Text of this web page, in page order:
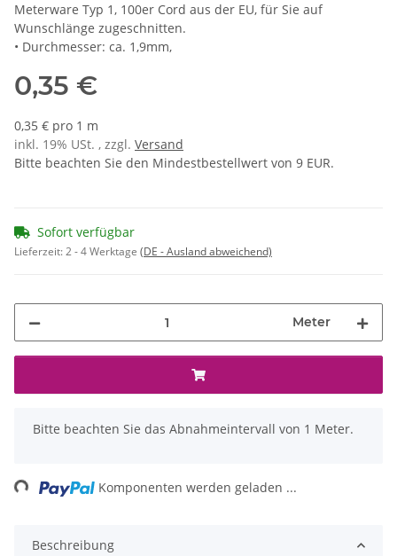
Meterware Typ 1, 100er Cord aus der EU, für Sie auf
Wunschlänge zugeschnitten.
• Durchmesser: ca. 1,9mm,
0,35 €
0,35 € pro 1 m
inkl. 19% USt. , zzgl. Versand
Bitte beachten Sie den Mindestbestellwert von 9 EUR.
Sofort verfügbar
Lieferzeit:2 - 4 Werktage (DE - Ausland abweichend)
Meter
x
Bitte beachten Sie das Abnahmeintervall von 1 Meter.
Komponenten werden geladen ...
Beschreibung